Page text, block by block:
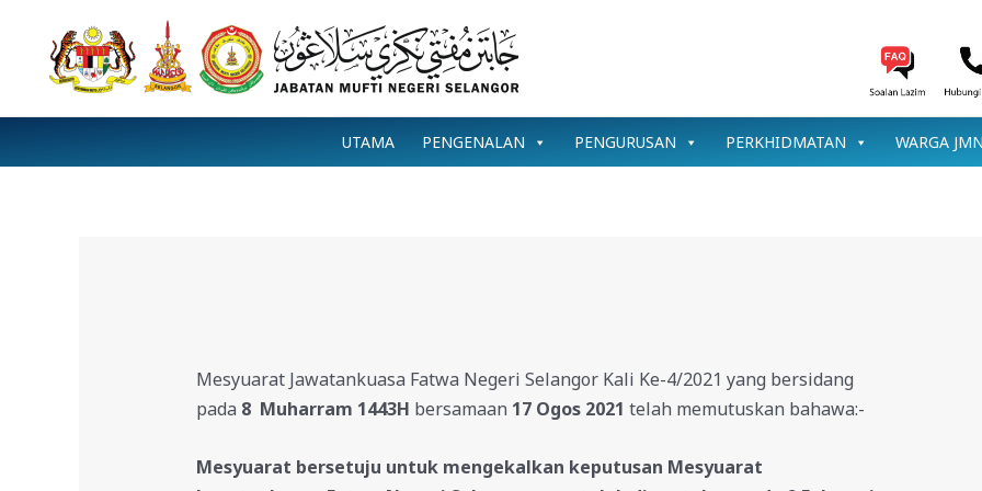
content
UTAMA PENGENALAN PENGURUSAN PERKHIDMATAN WARGA
Mesyuarat Jawatankuasa Fatwa Negeri Selangor Kali Ke-4/2021 yang bersidang
pada 8 Muharram 1443H bersamaan 17 Ogos 2021 telah memutuskan bahawa:-
Mesyuarat bersetuju untuk mengekalkan keputusan Mesyuarat